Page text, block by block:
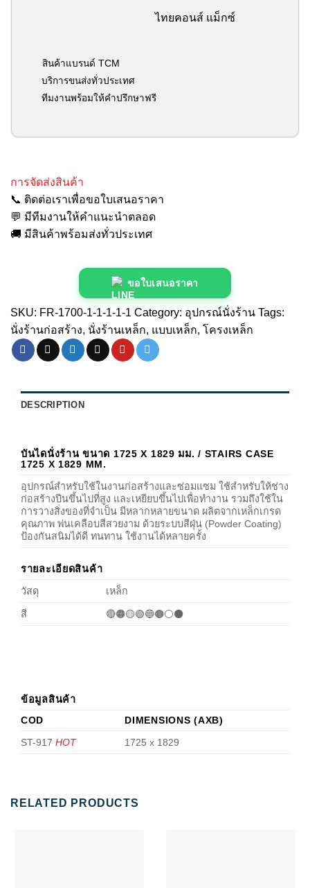
ไทยคอนส์ แม็กซ์
สินค้าแบรนด์ TCM
บริการขนส่งทั่วประเทศ
ทีมงานพร้อมให้คำปรึกษาฟรี
การจัดส่งสินค้า
📞 ติดต่อเราเพื่อขอใบเสนอราคา
💬 มีทีมงานให้คำแนะนำตลอด
🚚 มีสินค้าพร้อมส่งทั่วประเทศ
ขอใบเสนอราคา
SKU: FR-1700-1-1-1-1-1 Category: อุปกรณ์นั่งร้าน Tags:
นั่งร้านก่อสร้าง, นั่งร้านเหล็ก, แบบเหล็ก, โครงเหล็ก
DESCRIPTION
บันไดนั่งร้าน ขนาด 1725 X 1829 มม. / STAIRS CASE
1725 X 1829 MM.
อุปกรณ์สำหรับใช้ในงานก่อสร้างและซ่อมแซม ใช้สำหรับให้ช่าง
ก่อสร้างปีนขึ้นไปที่สูง และเหยียบขึ้นไปเพื่อทำงาน รวมถึงใช้ใน
การวางสิ่งของที่จำเป็น มีหลากหลายขนาด ผลิตจากเหล็กเกรด
คุณภาพ พ่นเคลือบสีสวยงาม ด้วยระบบสีฝุ่น (Powder Coating)
ป้องกันสนิมได้ดี ทนทาน ใช้งานได้หลายครั้ง
รายละเอียดสินค้า
วัสดุ
เหล็ก
สี 🔴🟠🟡🟢🔵🟤⚪⚫
ข้อมูลสินค้า
COD
DIMENSIONS (AXB)
ST-917 HOT 1725 x 1829
RELATED PRODUCTS